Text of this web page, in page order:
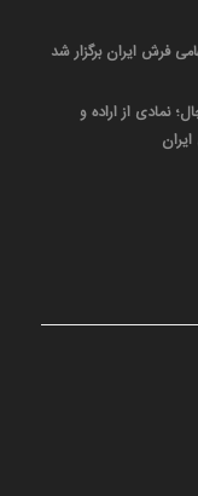
فرش ایران برگزار شد
نمادی از اراده و